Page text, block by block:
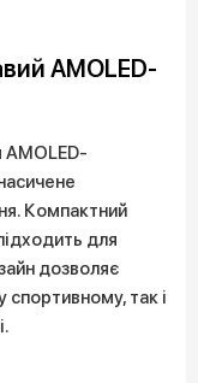
AMOLED-
AMOLED-
Компактний
для
дозволяє
спортивному, так і